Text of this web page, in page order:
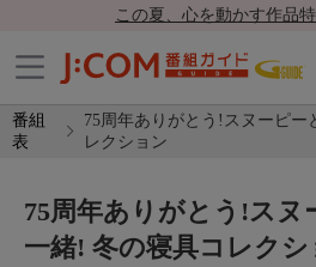
この夏、心を動かす作品
番組
表
75周年ありがとう!スヌーピー
レクション
75周年ありがとう!スヌ
一緒! 冬の寝具コレクシ